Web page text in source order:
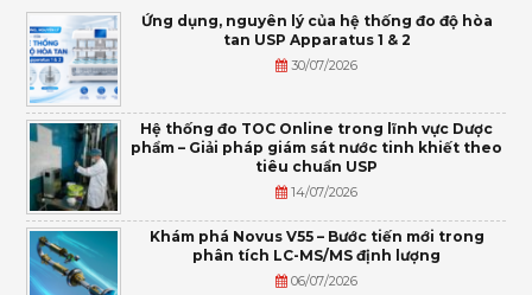
Ứng dụng, nguyên lý của hệ thống đo độ hòa
tan USP Apparatus 1 & 2
30/07/2026
Hệ thống đo TOC Online trong lĩnh vực Dược
phẩm – Giải pháp giám sát nước tinh khiết theo
tiêu chuẩn USP
14/07/2026
Khám phá Novus V55 – Bước tiến mới trong
phân tích LC-MS/MS định lượng
06/07/2026